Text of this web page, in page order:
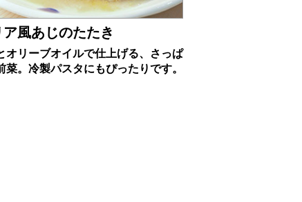
ア風あじのたたき
オリーブオイルで仕上げる、さっぱ
菜。冷製パスタにもぴったりです。